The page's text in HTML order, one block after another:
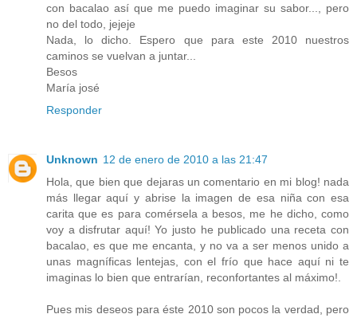
con bacalao así que me puedo imaginar su sabor..., pero
no del todo, jejeje
Nada, lo dicho. Espero que para este 2010 nuestros
caminos se vuelvan a juntar...
Besos
María josé
Responder
Unknown 12 de enero de 2010 a las 21:47
Hola, que bien que dejaras un comentario en mi blog! nada
más llegar aquí y abrise la imagen de esa niña con esa
carita que es para comérsela a besos, me he dicho, como
voy a disfrutar aquí! Yo justo he publicado una receta con
bacalao, es que me encanta, y no va a ser menos unido a
unas magníficas lentejas, con el frío que hace aquí ni te
imaginas lo bien que entrarían, reconfortantes al máximo!.
Pues mis deseos para éste 2010 son pocos la verdad, pero